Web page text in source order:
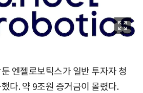
엔젤로보틱스가 일반 투자자 청
다. 약 9조원 증거금이 몰렸다.